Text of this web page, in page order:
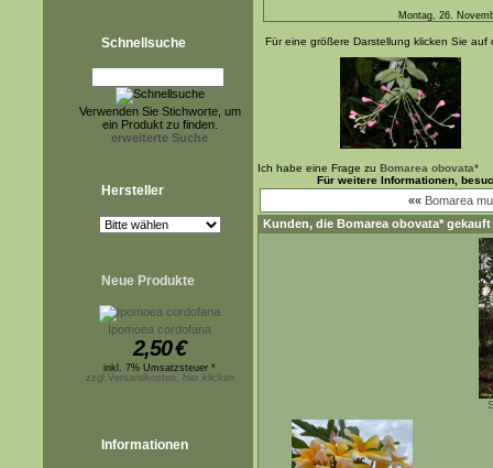
Schnellsuche
Verwenden Sie Stichworte, um
ein Produkt zu finden.
erweiterte Suche
Hersteller
Neue Produkte
Ipomoea cordofana
2,50€
inkl. 7% Umsatzsteuer *
zzgl.Versandkosten, hier klicken
Informationen
Montag, 26.
Für eine größere Darstellung klicken Sie auf
Ich habe eine Frage zu Bomarea obovata*
Für weitere Informationen,
«« Bomarea
Kunden, die Bomarea obovata* gekauft